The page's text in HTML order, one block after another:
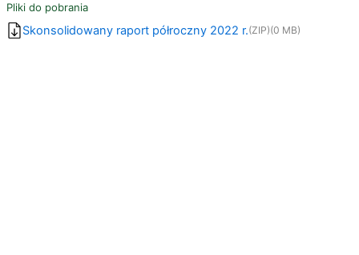
Pliki do pobrania
Skonsolidowany raport półroczny 2022 r.(ZIP)(0 MB)